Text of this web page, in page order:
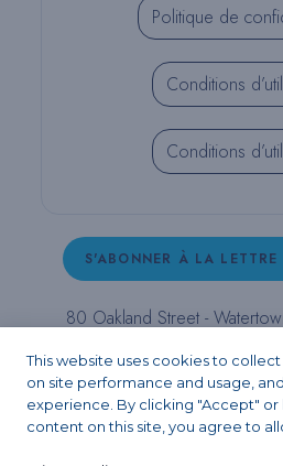
Politique de
Conditions
Conditions
S'ABONNER À LA
80 Oakland Street -
T (800) 343-4342 - T (617)
6262 -
FacebookInstagramLinkedIn
X
This website uses cookies to
on site performance and usage,
experience. By clicking "Accept" or
content on this site, you agree to